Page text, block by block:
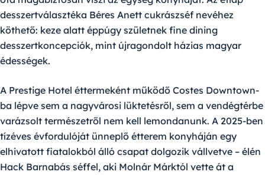
desszertválasztéka Béres Anett cukrászséf nevéhez
köthető: keze alatt éppúgy születnek fine dining
desszertkoncepciók, mint újragondolt házias magyar
édességek.
A Prestige Hotel éttermeként működő Costes Downtown-
ba lépve sem a nagyvárosi lüktetésről, sem a vendégtérbe
varázsolt természetről nem kell lemondanunk. A 2025-ben
tízéves évfordulóját ünneplő étterem konyháján egy
elhivatott fiatalokból álló csapat dolgozik vállvetve – élén
Hack Barnabás séffel, aki Molnár Márktól vette át a